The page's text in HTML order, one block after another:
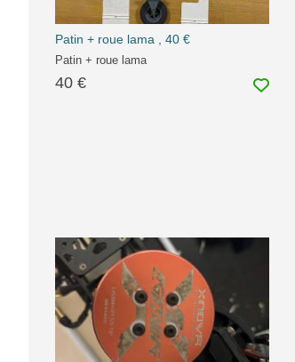
Patin + roue lama , 40 €
Patin + roue lama
40 €